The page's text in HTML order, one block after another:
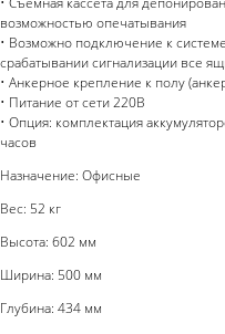
возможностью опечатывания
• Возможно подключение к
срабатывании сигнализации все
• Анкерное крепление к полу
• Питание от сети 220В
• Опция: комплектация
часов
Назначение: Офисные
Вес: 52 кг
Высота: 602 мм
Ширина: 500 мм
Глубина: 434 мм